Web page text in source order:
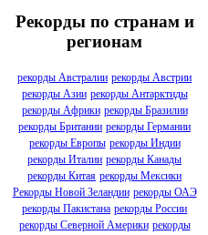
Рекорды по странам и
регионам
рекорды Австралии рекорды Австрии
рекорды Азии рекорды Антарктиды
рекорды Африки рекорды Бразилии
рекорды Британии рекорды Германии
рекорды Европы рекорды Индии
рекорды Италии рекорды Канады
рекорды Китая рекорды Мексики
Рекорды Новой Зеландии рекорды ОАЭ
рекорды Пакистана рекорды России
рекорды Северной Америки рекорды